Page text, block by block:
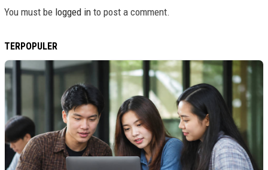
You must be logged in to post a comment.
TERPOPULER